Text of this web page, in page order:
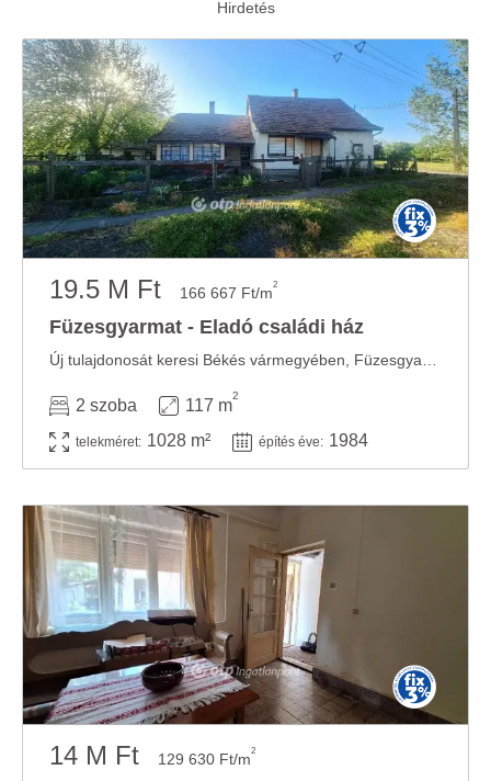
19.5 M Ft 166 667 Ft/m2
Füzesgyarmat - Eladó családi ház
2 szoba 117 m
2
telekméret: 1028 m² építés éve: 1984
14 M Ft 129 630 Ft/m2